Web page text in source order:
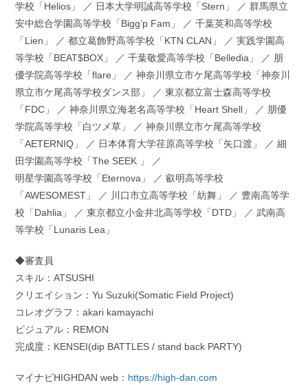
学校「Helios」 ／ 日本大学明誠高等学校「Stern」 ／ 群馬県立
安中総合学園高等学校「Bigg’p Fam」 ／ 千葉英和高等学校
「Lien」 ／ 都立葛飾野高等学校「KTN CLAN」 ／ 実践学園高
等学校「BEAT$BOX」 ／ 千葉敬愛高等学校「Belledia」 ／ 朋
優学院高等学校「flare」 ／ 神奈川県立市ケ尾高等学校「神奈川
県立市ケ尾高等学校ダンス部」 ／ 東京都立富士森高等学校
「FDC」 ／ 神奈川県立海老名高等学校「Heart Shell」 ／ 朋優
学院高等学校「白ツメ草」 ／ 神奈川県立市ケ尾高等学校
「AETERNIQ」 ／ 日本体育大学荏原高等学校「矢口渡」 ／ 細
田学園高等学校「The SEEK 」 ／
明星学園高等学校「Eternova」 ／ 叡明高等学校
「AWESOMEST」 ／ 川口市立高等学校「紡舞」 ／ 豊南高等学
校「Dahlia」 ／ 東京都立小金井北高等学校「DTD」 ／ 武南高
等学校「Lunaris Lea」
◆審査員
スキル：ATSUSHI
クリエイション：Yu Suzuki(Somatic Field Project)
コレオグラフ：akari kamayachi
ビジュアル：REMON
完成度：KENSEI(dip BATTLES / stand back PARTY)
マイナビHIGHDAN web： https://high-dan.com